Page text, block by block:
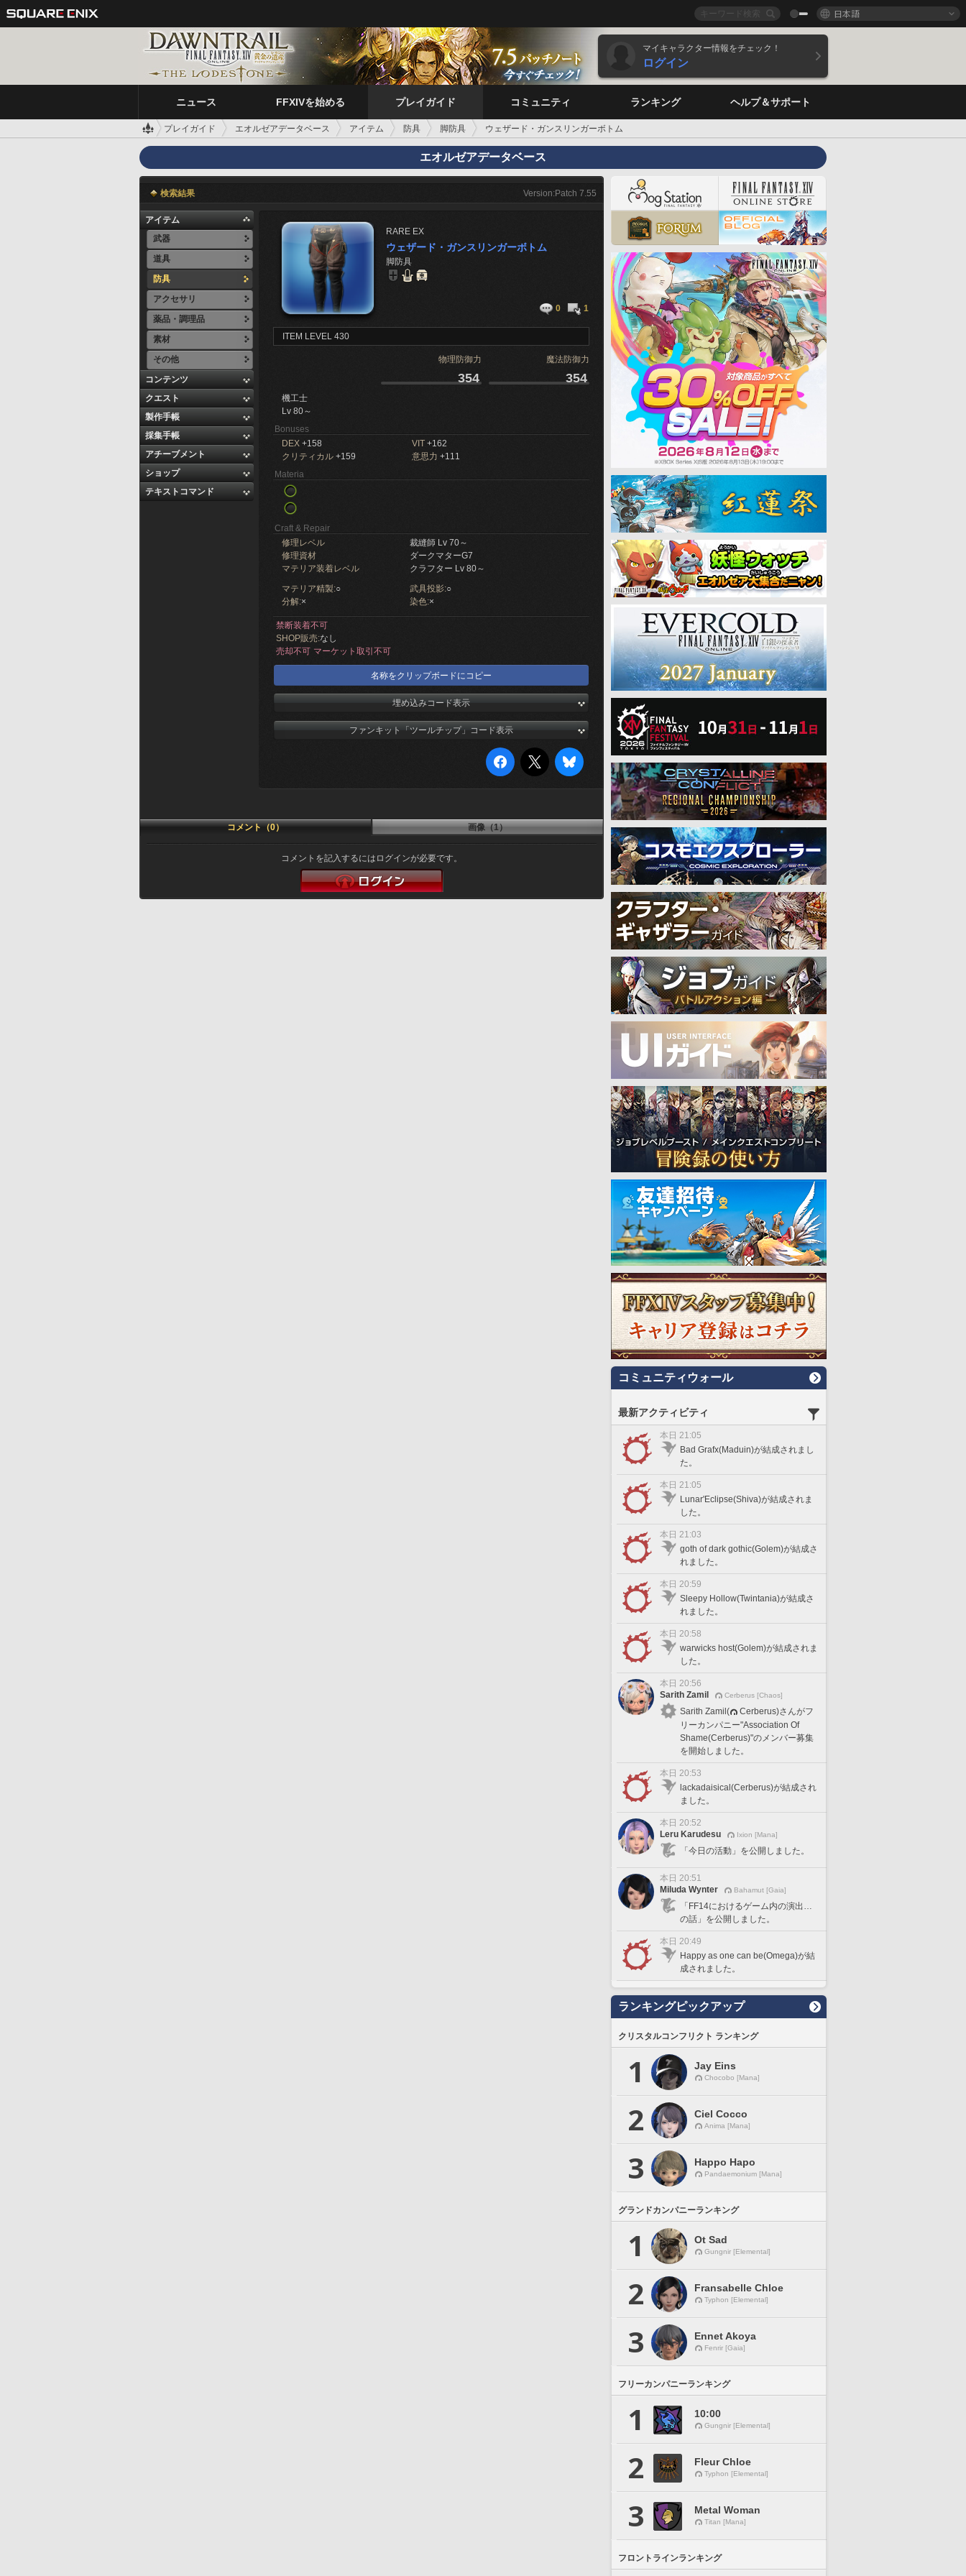
日本語
マイキャラクター情報をチェック！
ログイン
ニュース FFXIVを始める プレイガイド コミュニティ ランキング ヘルプ＆サポート
プレイガイド エオルゼアデータベース アイテム 防具 脚防具 ウェザード・ガンスリンガーボトム
エオルゼアデータベース
検索結果 Version:Patch 7.55
アイテム
武器
道具
防具
アクセサリ
薬品・調理品
素材
その他
コンテンツ
クエスト
製作手帳
採集手帳
アチーブメント
ショップ
テキストコマンド
RARE EX
ウェザード・ガンスリンガーボトム
脚防具
0 1
ITEM LEVEL 430
物理防御力 魔法防御力
354 354
機工士
Lv 80～
Bonuses
DEX +158 VIT +162
クリティカル +159 意思力 +111
Materia
Craft & Repair
修理レベル
裁縫師 Lv 70～
修理資材
ダークマターG7
マテリア装着レベル
クラフター Lv 80～
マテリア精製:○ 武具投影:○
分解:× 染色:×
禁断装着不可
SHOP販売:なし
売却不可 マーケット取引不可
名称をクリップボードにコピー
埋め込みコード表示
ファンキット「ツールチップ」コード表示
コメント（0） 画像（1）
コメントを記入するにはログインが必要です。
コミュニティウォール
最新アクティビティ
本日 21:05
Bad Grafx(Maduin)が結成されまし
た。
本日 21:05
Lunar'Eclipse(Shiva)が結成されま
した。
本日 21:03
goth of dark gothic(Golem)が結成さ
れました。
本日 20:59
Sleepy Hollow(Twintania)が結成さ
れました。
本日 20:58
warwicks host(Golem)が結成されま
した。
本日 20:56
Sarith Zamil
Cerberus [Chaos]
Sarith Zamil(
Cerberus)さんがフ
リーカンパニー"Association Of
Shame(Cerberus)"のメンバー募集
を開始しました。
本日 20:53
lackadaisical(Cerberus)が結成され
ました。
本日 20:52
Leru Karudesu
Ixion [Mana]
「今日の活動」を公開しました。
本日 20:51
Miluda Wynter
Bahamut [Gaia]
「FF14におけるゲーム内の演出…
の話」を公開しました。
本日 20:49
Happy as one can be(Omega)が結
成されました。
ランキングピックアップ
クリスタルコンフリクト ランキング
1 Jay Eins
Chocobo [Mana]
2 Ciel Cocco
Anima [Mana]
3 Happo Hapo
Pandaemonium [Mana]
グランドカンパニーランキング
1 Ot Sad
Gungnir [Elemental]
2 Fransabelle Chloe
Typhon [Elemental]
3 Ennet Akoya
Fenrir [Gaia]
フリーカンパニーランキング
1 10:00
Gungnir [Elemental]
2 Fleur Chloe
Typhon [Elemental]
3 Metal Woman
Titan [Mana]
フロントラインランキング